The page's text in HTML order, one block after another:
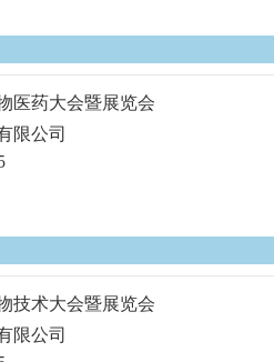
医药大会暨展览会
限公司
技术大会暨展览会
限公司